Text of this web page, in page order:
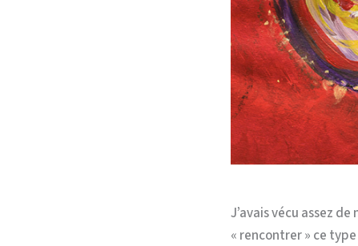
J’avais vécu assez
« rencontrer » ce type